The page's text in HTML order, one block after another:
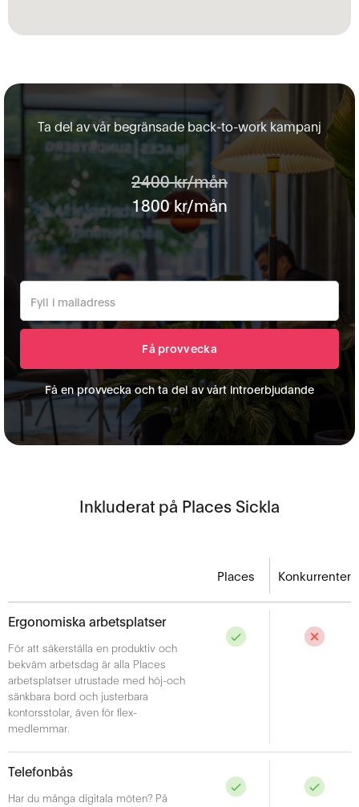
Ta del av vår begränsade back-to-work kampanj
2400 kr/mån
1800 kr/mån
Få en provvecka och ta del av vårt introerbjudande
Inkluderat på Places Sickla
Places Konkurrenter
Ergonomiska arbetsplatser
För att säkerställa en produktiv och
bekväm arbetsdag är alla Places
arbetsplatser utrustade med höj-och
sänkbara bord och justerbara
kontorsstolar, även för flex-
medlemmar.
Telefonbås
Har du många digitala möten? På